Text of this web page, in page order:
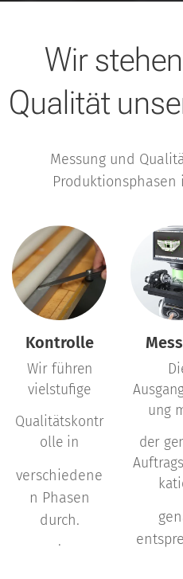
Wir
Qualität
Messung und
Kontrolle
Wir führen
vielstufige
Qualitätskontr
olle in
verschiedene
n Phasen
durch.
.
ung
der